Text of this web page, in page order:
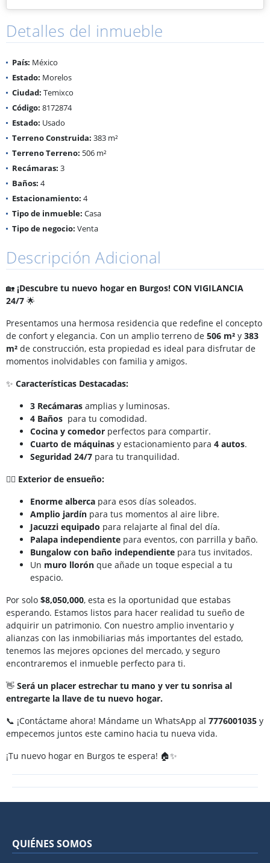
Detalles del inmueble
País: México
Estado: Morelos
Ciudad: Temixco
Código: 8172874
Estado: Usado
Terreno Construida: 383 m²
Terreno Terreno: 506 m²
Recámaras: 3
Baños: 4
Estacionamiento: 4
Tipo de inmueble: Casa
Tipo de negocio: Venta
Descripción Adicional
🏡 ¡Descubre tu nuevo hogar en Burgos! CON VIGILANCIA
24/7 🌟
Presentamos una hermosa residencia que redefine el concepto
de confort y elegancia. Con un amplio terreno de 506 m² y 383
m² de construcción, esta propiedad es ideal para disfrutar de
momentos inolvidables con familia y amigos.
✨ Características Destacadas:
3 Recámaras amplias y luminosas.
4 Baños para tu comodidad.
Cocina y comedor perfectos para compartir.
Cuarto de máquinas y estacionamiento para 4 autos.
Seguridad 24/7 para tu tranquilidad.
🏊‍♂️ Exterior de ensueño:
Enorme alberca para esos días soleados.
Amplio jardín para tus momentos al aire libre.
Jacuzzi equipado para relajarte al final del día.
Palapa independiente para eventos, con parrilla y baño.
Bungalow con baño independiente para tus invitados.
Un muro llorón que añade un toque especial a tu
espacio.
Por solo $8,050,000, esta es la oportunidad que estabas
esperando. Estamos listos para hacer realidad tu sueño de
adquirir un patrimonio. Con nuestro amplio inventario y
alianzas con las inmobiliarias más importantes del estado,
tenemos las mejores opciones del mercado, y seguro
encontraremos el inmueble perfecto para ti.
👋 Será un placer estrechar tu mano y ver tu sonrisa al
entregarte la llave de tu nuevo hogar.
📞 ¡Contáctame ahora! Mándame un WhatsApp al 7776001035 y
empecemos juntos este camino hacia tu nueva vida.
¡Tu nuevo hogar en Burgos te espera! 🏠✨
QUIÉNES SOMOS